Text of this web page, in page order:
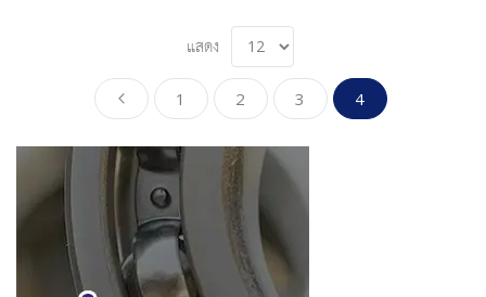
แสดง
Page Page
ก่อนหน้า
Page
1
Page
2
Page
3
You're currently
4